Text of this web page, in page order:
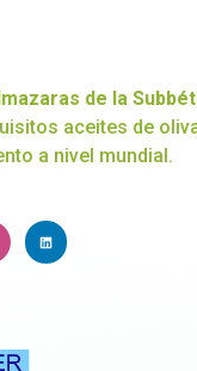
de la
aceites de
a nivel mundial.